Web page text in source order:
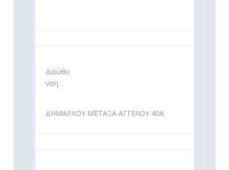
Διεύθυ
νση :
ΔΗΜΑΡΧΟΥ ΜΕΤΑΞΑ ΑΓΓΕΛΟΥ 40Α